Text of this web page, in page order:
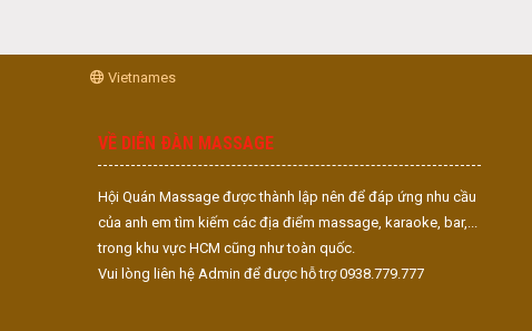
Vietnames
VỀ DIỄN ĐÀN MASSAGE
Hội Quán Massage được thành lập nên để đáp ứng nhu cầu
của anh em tìm kiếm các địa điểm massage, karaoke, bar,...
trong khu vực HCM cũng như toàn quốc.
Vui lòng liên hệ Admin để được hỗ trợ 0938.779.777